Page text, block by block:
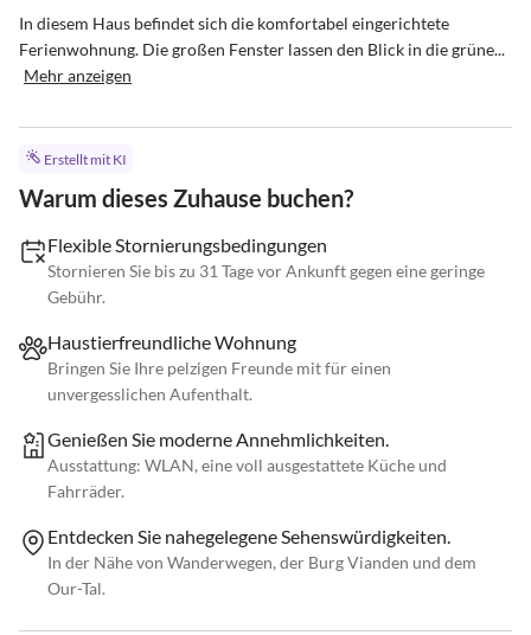
In diesem Haus befindet sich die komfortabel eingerichtete
Ferienwohnung. Die großen Fenster lassen den Blick in die grüne...
Mehr anzeigen
Erstellt mit KI
Warum dieses Zuhause buchen?
Flexible Stornierungsbedingungen
Stornieren Sie bis zu 31 Tage vor Ankunft gegen eine geringe
Gebühr.
Haustierfreundliche Wohnung
Bringen Sie Ihre pelzigen Freunde mit für einen
unvergesslichen Aufenthalt.
Genießen Sie moderne Annehmlichkeiten.
Ausstattung: WLAN, eine voll ausgestattete Küche und
Fahrräder.
Entdecken Sie nahegelegene Sehenswürdigkeiten.
In der Nähe von Wanderwegen, der Burg Vianden und dem
Our-Tal.